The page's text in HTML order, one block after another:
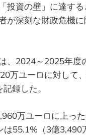
投資の壁」に達す
が深刻な財政危機
、2024～2025年度
万ユーロに対して
録した。
万ユーロに上っ
は55.1%（3億3,490